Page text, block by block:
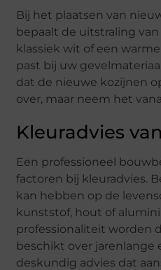
Bij het plaatsen van
bepaalt de uitstraling
klassiek wit of een
past bij uw
dat de nieuwe kozijnen
over, maar neem het
Kleuradvies
Een professioneel
factoren bij kleuradvies.
kan hebben op de
kunststof, hout of
professionaliteit worden
beschikt over jarenlange
deskundig advies dat